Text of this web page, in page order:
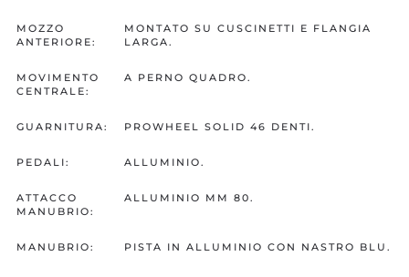
MOZZO
ANTERIORE:
MONTATO SU CUSCINETTI E FLANGIA
LARGA.
MOVIMENTO
CENTRALE:
A PERNO QUADRO.
GUARNITURA: PROWHEEL SOLID 46 DENTI.
PEDALI: ALLUMINIO.
ATTACCO
MANUBRIO:
ALLUMINIO MM 80.
MANUBRIO: PISTA IN ALLUMINIO CON NASTRO BLU.